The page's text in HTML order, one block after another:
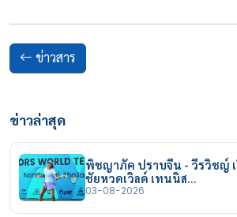
ข่าวสาร
ข่าวล่าสุด
พิชญาภัค ปราบจีน - วีรวิชญ์
ชัยหวดเวิลด์ เทนนิส…
03-08-2026